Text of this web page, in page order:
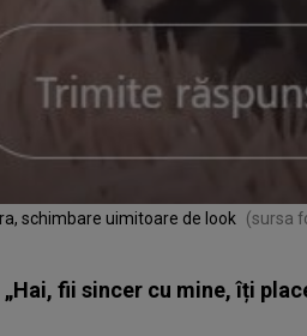
schimbare uimitoare de look (sursa
„Hai, fii sincer cu mine, îți